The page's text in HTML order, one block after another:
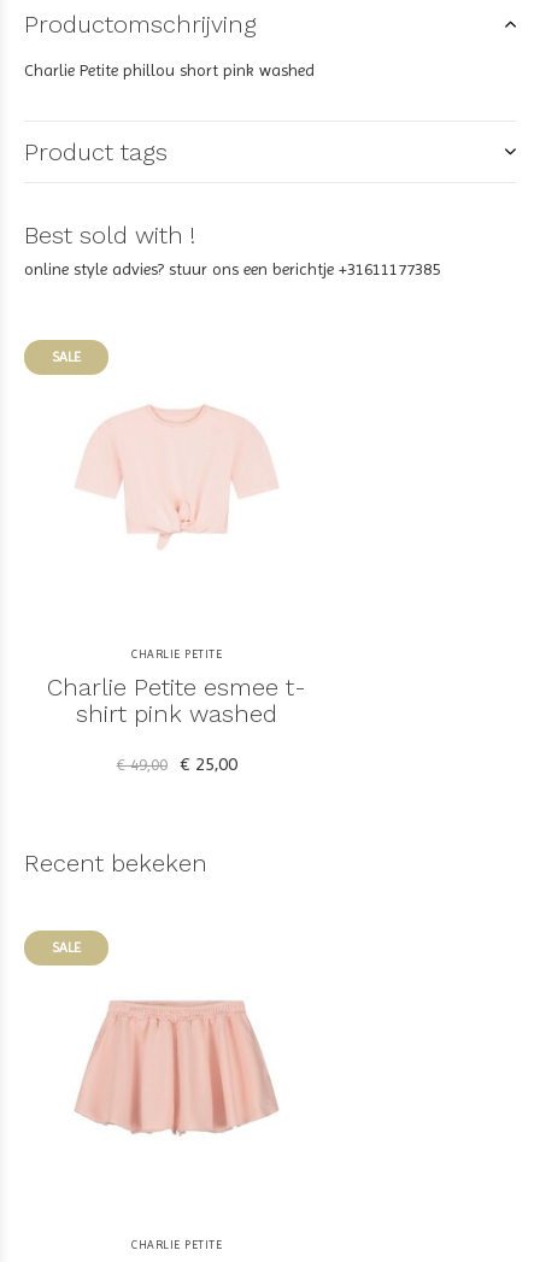
Productomschrijving
Charlie Petite phillou short pink washed
Product tags
Best sold with !
online style advies? stuur ons een berichtje +31611177385
SALE
CHARLIE PETITE
Charlie Petite esmee t-
shirt pink washed
€ 49,00 € 25,00
Recent bekeken
SALE
CHARLIE PETITE